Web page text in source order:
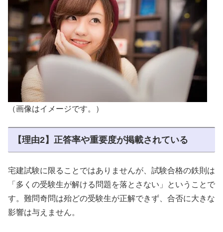
（画像はイメージです。）
【理由2】正答率や重要度が掲載されている
宅建試験に限ることではありませんが、試験合格の鉄則は
「多くの受験生が解ける問題を落とさない」ということで
す。難問奇問は殆どの受験生が正解できず、合否に大きな
影響は与えません。